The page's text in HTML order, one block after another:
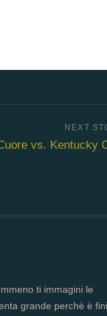
vs. Kentucky
ti immagini le
grande perchè è